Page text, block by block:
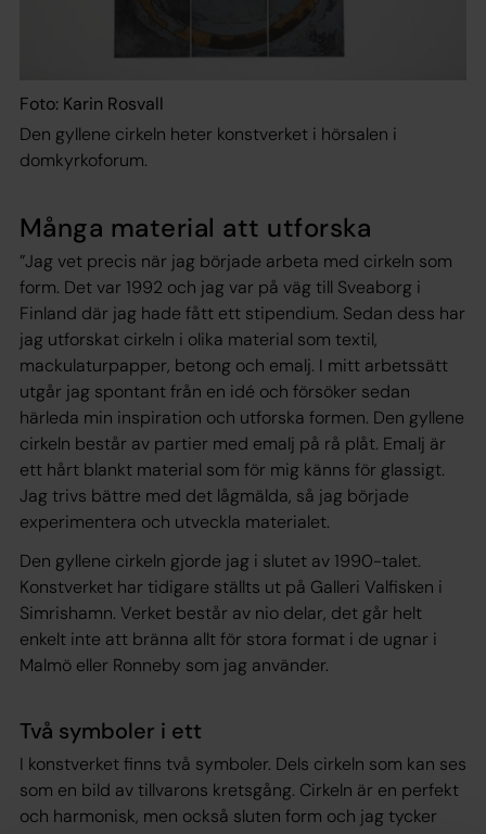
Foto: Karin Rosvall
Den gyllene cirkeln heter konstverket i hörsalen i
domkyrkoforum.
Många material att utforska
”Jag vet precis när jag började arbeta med cirkeln som
form. Det var 1992 och jag var på väg till Sveaborg i
Finland där jag hade fått ett stipendium. Sedan dess har
jag utforskat cirkeln i olika material som textil,
mackulaturpapper, betong och emalj. I mitt arbetssätt
utgår jag spontant från en idé och försöker sedan
härleda min inspiration och utforska formen. Den gyllene
cirkeln består av partier med emalj på rå plåt. Emalj är
ett hårt blankt material som för mig känns för glassigt.
Jag trivs bättre med det lågmälda, så jag började
experimentera och utveckla materialet.
Den gyllene cirkeln gjorde jag i slutet av 1990-talet.
Konstverket har tidigare ställts ut på Galleri Valfisken i
Simrishamn. Verket består av nio delar, det går helt
enkelt inte att bränna allt för stora format i de ugnar i
Malmö eller Ronneby som jag använder.
Två symboler i ett
I konstverket finns två symboler. Dels cirkeln som kan ses
som en bild av tillvarons kretsgång. Cirkeln är en perfekt
och harmonisk, men också sluten form och jag tycker